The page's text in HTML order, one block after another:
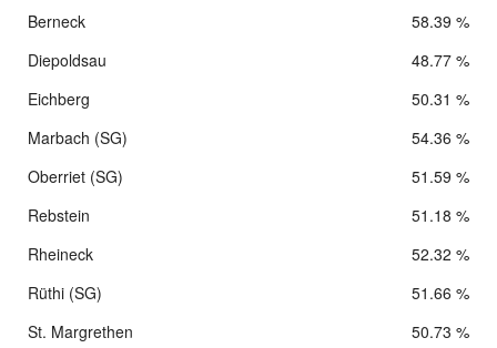
Berneck
58.39 %
Diepoldsau
48.77 %
Eichberg
50.31 %
Marbach (SG)
54.36 %
Oberriet (SG)
51.59 %
Rebstein
51.18 %
Rheineck
52.32 %
Rüthi (SG)
51.66 %
St. Margrethen
50.73 %